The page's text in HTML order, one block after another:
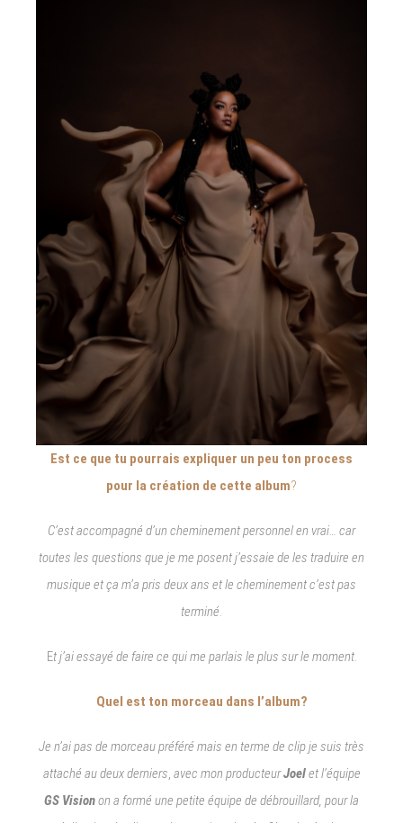
Est ce que tu pourrais expliquer un peu ton process
pour la création de cette album?
C’est accompagné d’un cheminement personnel en vrai… car
toutes les questions que je me posent j’essaie de les traduire en
musique et ça m’a pris deux ans et le cheminement c’est pas
terminé.
Et j’ai essayé de faire ce qui me parlais le plus sur le moment.
Quel est ton morceau dans l’album?
Je n’ai pas de morceau préféré mais en terme de clip je suis très
attaché au deux derniers, avec mon producteurJoelet l’équipe
GS Visionon a formé une petite équipe de débrouillard, pour la